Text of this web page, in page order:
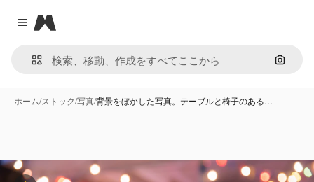
Close menu
Magnific
画像で
ホーム/ストック/写真/背景をぼかした写真。テーブルと椅子のある…